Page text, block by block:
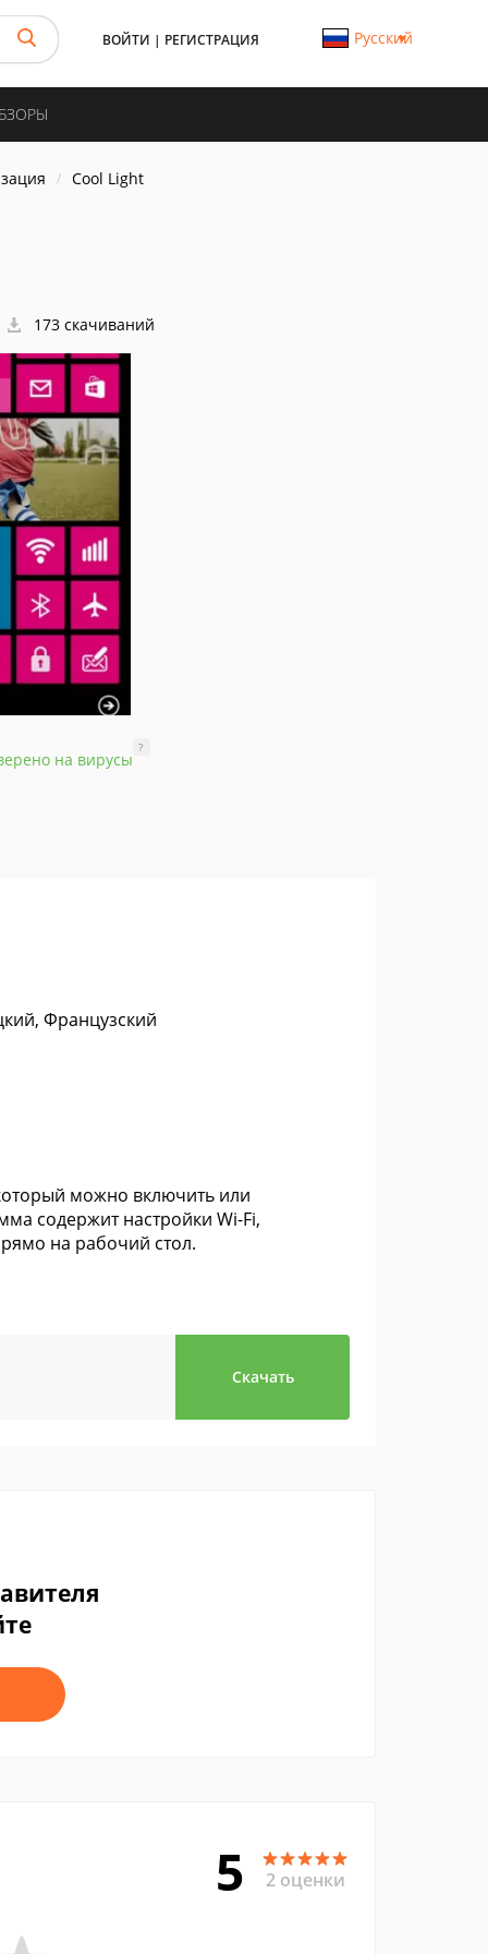
ВОЙТИ | РЕГИСТРАЦИЯ Русский
Cool Light
173 скачиваний
на вирусы
?
Французский
можно включить или
содержит настройки Wi-Fi,
на рабочий стол.
Скачать
5 2 оценки